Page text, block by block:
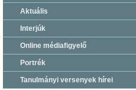
Aktuális
Interjúk
Online médiafigyelő
Portrék
Tanulmányi versenyek hírei